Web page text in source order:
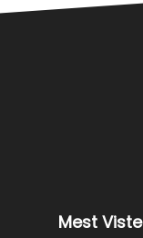
Mest Viste